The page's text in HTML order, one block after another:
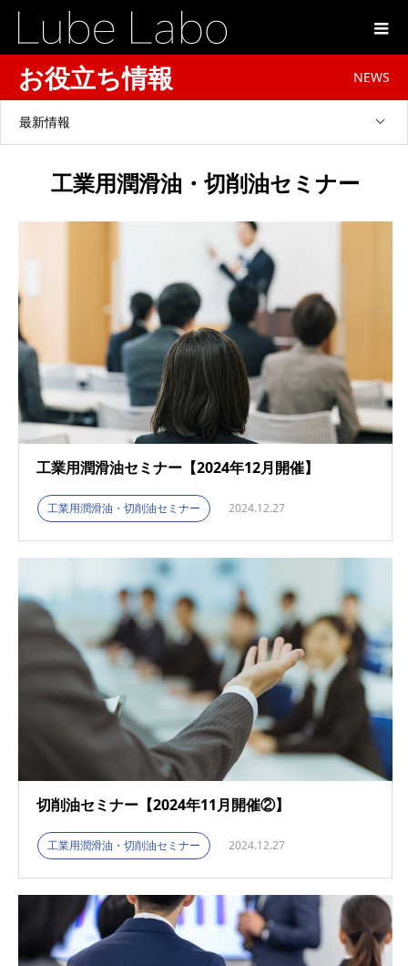
お役立ち情報 NEWS
最新情報
工業用潤滑油・切削油セミナー
工業用潤滑油セミナー【2024年12月開催】
工業用潤滑油・切削油セミナー 2024.12.27
切削油セミナー【2024年11月開催②】
工業用潤滑油・切削油セミナー 2024.12.27